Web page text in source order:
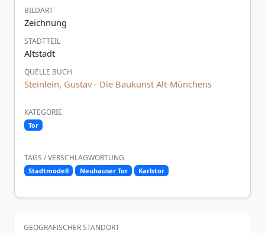
BILDART
Zeichnung
STADTTEIL
Altstadt
QUELLE BUCH
Steinlein, Gustav - Die Baukunst Alt-Münchens
KATEGORIE
Tor
TAGS / VERSCHLAGWORTUNG
Stadtmodell Neuhauser Tor Karlstor
GEOGRAFISCHER STANDORT